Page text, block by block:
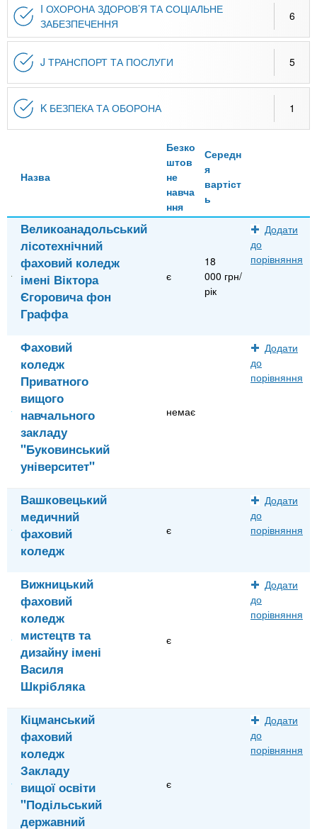
I ОХОРОНА ЗДОРОВ’Я ТА СОЦІАЛЬНЕ
ЗАБЕЗПЕЧЕННЯ
6
J ТРАНСПОРТ ТА ПОСЛУГИ 5
K БЕЗПЕКА ТА ОБОРОНА 1
Назва
Безко
штов
не
навча
ння
Середн
я
вартіст
ь
Великоанадольський
лісотехнічний
фаховий коледж
імені Віктора
Єгоровича фон
Граффа
є
18
000 грн/
рік
Додати
до
порівняння
Фаховий
коледж
Приватного
вищого
навчального
закладу
"Буковинський
університет"
немає
Додати
до
порівняння
Вашковецький
медичний
фаховий
коледж
є
Додати
до
порівняння
Вижницький
фаховий
коледж
мистецтв та
дизайну імені
Василя
Шкрібляка
є
Додати
до
порівняння
Кіцманський
фаховий
коледж
Закладу
вищої освіти
"Подільський
державний
є
Додати
до
порівняння